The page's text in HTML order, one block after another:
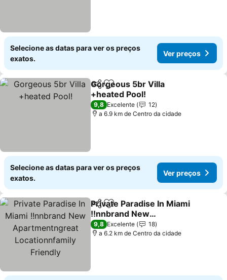
Selecione as datas para ver os preços
exatos.
Ver preços
PartilharAdicionar aos favoritos
Gorgeous 5br Villa
+heated Pool!
Ver preços
9,8 Excelente
12
a 6.9 km de Centro da cidade
Selecione as datas para ver os preços
exatos.
Ver preços
PartilharAdicionar aos favoritos
Private Paradise In Miami
!!nnbrand New
Apartmentngreat
Locationnfamily Friendly
Ver preços
9,8 Excelente
18
a 6.2 km de Centro da cidade